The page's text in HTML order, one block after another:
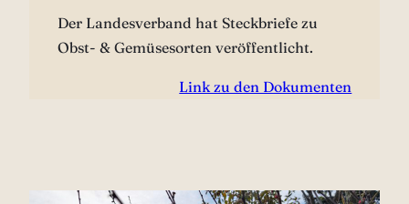
Der Landesverband hat Steckbriefe zu
Obst- & Gemüsesorten veröffentlicht.
Link zu den Dokumenten